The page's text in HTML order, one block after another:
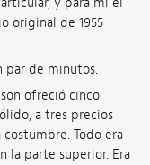
original de 1955
par de minutos.
ofreció cinco
a tres precios
Todo era
la parte superior. Era